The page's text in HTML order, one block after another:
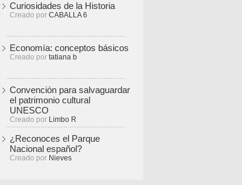
Curiosidades de la Historia
Creado por CABALLA 6
Economía: conceptos básicos
Creado por tatiana b
Convención para salvaguardar
el patrimonio cultural
UNESCO
Creado por Limbo R
¿Reconoces el Parque
Nacional español?
Creado por Nieves